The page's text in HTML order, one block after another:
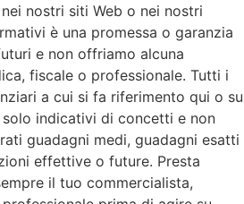
nostri siti Web o nei nostri
è una promessa o garanzia
e non offriamo alcuna
fiscale o professionale. Tutti i
a cui si fa riferimento qui o su
indicativi di concetti e non
guadagni medi, guadagni esatti
effettive o future. Presta
il tuo commercialista,